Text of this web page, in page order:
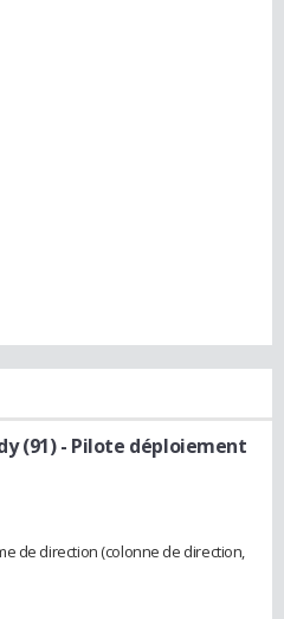
(91)- Pilote déploiement
de direction (colonne de direction,